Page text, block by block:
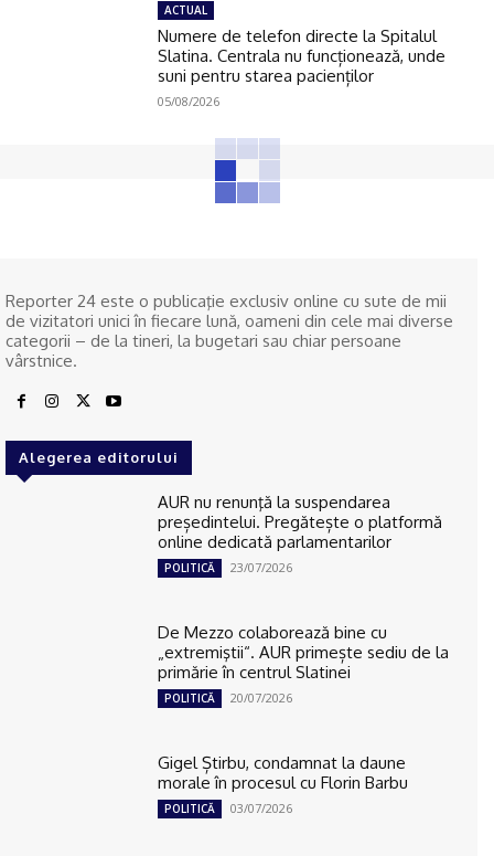
ACTUAL
Numere de telefon directe la Spitalul
Slatina. Centrala nu funcționează, unde
suni pentru starea pacienților
05/08/2026
Reporter 24 este o publicaţie exclusiv online cu sute de mii
de vizitatori unici în fiecare lună, oameni din cele mai diverse
categorii – de la tineri, la bugetari sau chiar persoane
vârstnice.
Alegerea editorului
AUR nu renunţă la suspendarea
președintelui. Pregătește o platformă
online dedicată parlamentarilor
POLITICĂ 23/07/2026
De Mezzo colaborează bine cu
„extremiştii“. AUR primește sediu de la
primărie în centrul Slatinei
POLITICĂ 20/07/2026
Gigel Știrbu, condamnat la daune
morale în procesul cu Florin Barbu
POLITICĂ 03/07/2026